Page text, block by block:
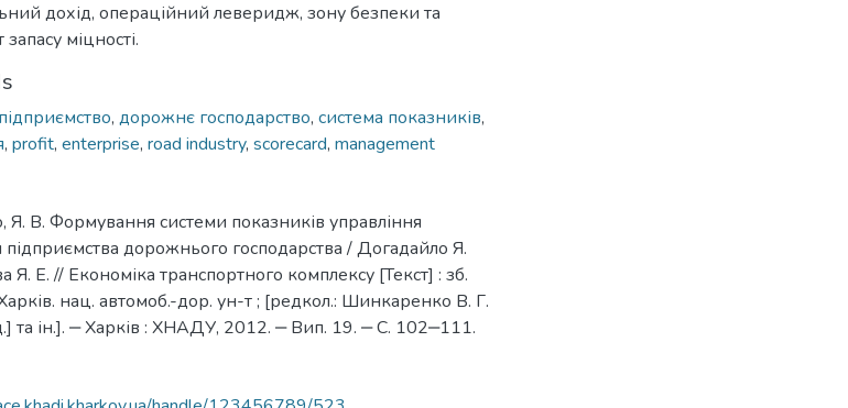
дохід, операційний леверидж, зону безпеки та
міцності.
підприємство, дорожнє господарство, система показників,
, profit, enterprise, road industry, scorecard, management
Я. В. Формування системи показників управління
дорожнього господарства / Догадайло Я.
Я. Е. // Економіка транспортного комплексу [Текст] : зб.
нац. автомоб.-дор. ун-т ; [редкол.: Шинкаренко В. Г.
та ін.]. ‒ Харків : ХНАДУ, 2012. ‒ Вип. 19. ‒ С. 102‒111.